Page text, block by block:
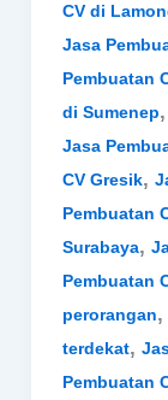
CV di
Jasa
Pembuatan
di Sumenep,
Jasa
CV Gresik,
Pembuatan
Surabaya,
Pembuatan
perorangan,
terdekat,
Pembuatan